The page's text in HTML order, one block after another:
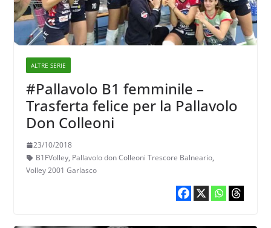
ALTRE SERIE
#Pallavolo B1 femminile –
Trasferta felice per la Pallavolo
Don Colleoni
23/10/2018
B1FVolley, Pallavolo don Colleoni Trescore Balneario,
Volley 2001 Garlasco